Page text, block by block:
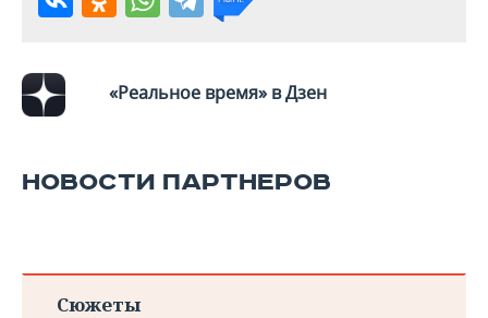
«Реальное время» в Дзен
НОВОСТИ ПАРТНЕРОВ
Сюжеты